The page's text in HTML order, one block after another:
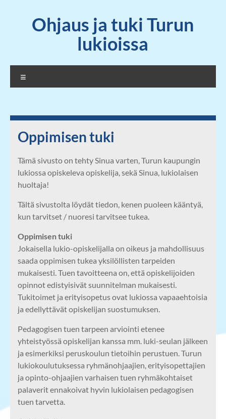
Ohjaus ja tuki Turun
lukioissa
Oppimisen tuki
Tämä sivusto on tehty Sinua varten, Turun kaupungin
lukiossa opiskeleva opiskelija, sekä Sinua, lukiolaisen
huoltaja!
Tältä sivustolta löydät tiedon, kenen puoleen kääntyä,
kun tarvitset / nuoresi tarvitsee tukea.
Oppimisen tuki
Jokaisella lukio-opiskelijalla on oikeus ja mahdollisuus
saada oppimisen tukea yksilöllisten tarpeiden
mukaisesti. Tuen tavoitteena on, että opiskelijoiden
opinnot edistyisivät suunnitelman mukaisesti.
Tukitoimet ja erityisopetus ovat lukiossa vapaaehtoisia
ja edellyttävät opiskelijan suostumuksen.
Pedagogisen tuen tarpeen arviointi etenee
yhteistyössä opiskelijan kanssa mm. luki-seulan jälkeen
ja esimerkiksi peruskoulun tietoihin perustuen. Turun
lukiokoulutuksessa ryhmänohjaajien, erityisopettajien
ja opinto-ohjaajien varhaisen tuen ryhmäkohtaiset
palaverit ennakoivat hyvin lukiolaisen pedagogisen
tuen tarvetta.